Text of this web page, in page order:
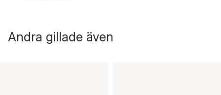
Andra gillade även